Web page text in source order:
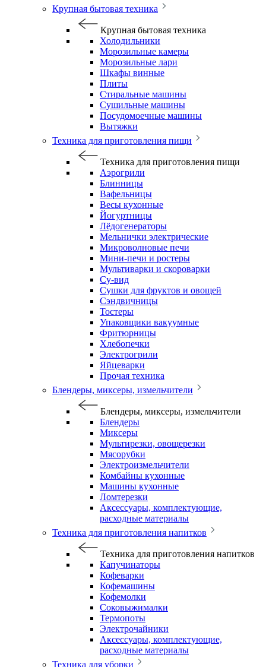
Крупная бытовая техника
Крупная бытовая техника
Холодильники
Морозильные камеры
Морозильные лари
Шкафы винные
Плиты
Стиральные машины
Сушильные машины
Посудомоечные машины
Вытяжки
Техника для приготовления пищи
Техника для приготовления пищи
Аэрогрили
Блинницы
Вафельницы
Весы кухонные
Йогуртницы
Лёдогенераторы
Мельнички электрические
Микроволновые печи
Мини-печи и ростеры
Мультиварки и скороварки
Су-вид
Сушки для фруктов и овощей
Сэндвичницы
Тостеры
Упаковщики вакуумные
Фритюрницы
Хлебопечки
Электрогрили
Яйцеварки
Прочая техника
Блендеры, миксеры, измельчители
Блендеры, миксеры, измельчители
Блендеры
Миксеры
Мультирезки, овощерезки
Мясорубки
Электроизмельчители
Комбайны кухонные
Машины кухонные
Ломтерезки
Аксессуары, комплектующие,
расходные материалы
Техника для приготовления напитков
Техника для приготовления напитков
Капучинаторы
Кофеварки
Кофемашины
Кофемолки
Соковыжималки
Термопоты
Электрочайники
Аксессуары, комплектующие,
расходные материалы
Техника для уборки